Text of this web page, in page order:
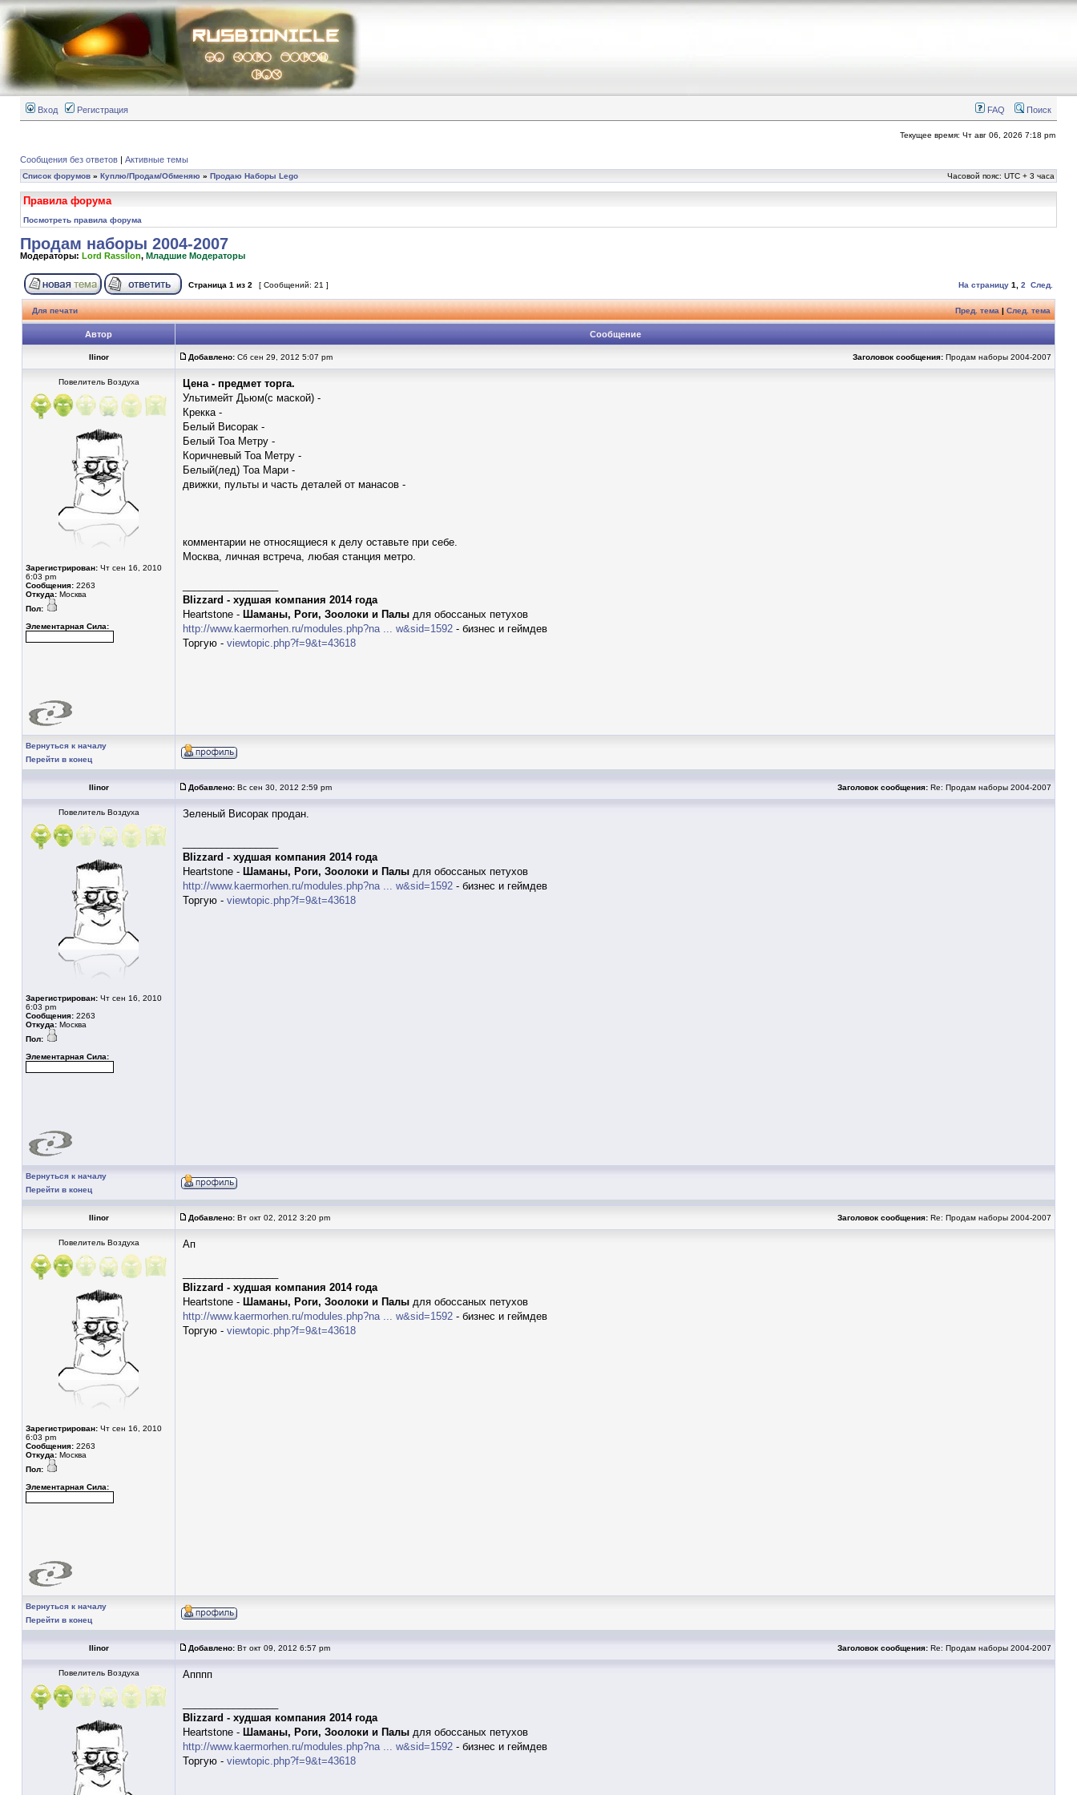
Вход Регистрация FAQ Поиск
Текущее время: Чт авг 06, 2026 7:18 pm
Сообщения без ответов | Активные темы
Список форумов » Куплю/Продам/Обменяю » Продаю Наборы Lego Часовой пояс: UTC + 3 часа
Правила форума
Посмотреть правила форума
Продам наборы 2004-2007
Модераторы: Lord Rassilon, Младшие Модераторы
Страница 1 из 2 [ Сообщений: 21 ] На страницу 1 2 След.
Для печати Пред. тема|След. тема
Автор Сообщение
Ilinor Добавлено: Сб сен 29, 2012 5:07 pm Заголовок сообщения: Продам наборы 2004-2007
Повелитель Воздуха
Зарегистрирован: Чт сен 16, 2010
6:03 pm
Сообщения: 2263
Откуда: Москва
Пол:
Элементарная Сила:
Цена - предмет торга.
Ультимейт Дьюм(с маской) -
Крекка -
Белый Висорак -
Белый Тоа Метру -
Коричневый Тоа Метру -
Белый(лед) Тоа Мари -
движки, пульты и часть деталей от манасов -
комментарии не относящиеся к делу оставьте при себе.
Москва, личная встреча, любая станция метро.
Blizzard - худшая компания 2014 года
Heartstone - Шаманы, Роги, Зоолоки и Палы для обоссаных петухов
http://www.kaermorhen.ru/modules.php?na ... w&sid=1592 - бизнес и геймдев
Торгую - viewtopic.php?f=9&t=43618
Вернуться к началу
Перейти в конец
Ilinor Добавлено: Вс сен 30, 2012 2:59 pm Заголовок сообщения: Re: Продам наборы 2004-2007
Повелитель Воздуха
Зарегистрирован: Чт сен 16, 2010
6:03 pm
Сообщения: 2263
Откуда: Москва
Пол:
Элементарная Сила:
Зеленый Висорак продан.
Blizzard - худшая компания 2014 года
Heartstone - Шаманы, Роги, Зоолоки и Палы для обоссаных петухов
http://www.kaermorhen.ru/modules.php?na ... w&sid=1592 - бизнес и геймдев
Торгую - viewtopic.php?f=9&t=43618
Вернуться к началу
Перейти в конец
Ilinor Добавлено: Вт окт 02, 2012 3:20 pm Заголовок сообщения: Re: Продам наборы 2004-2007
Повелитель Воздуха
Зарегистрирован: Чт сен 16, 2010
6:03 pm
Сообщения: 2263
Откуда: Москва
Пол:
Элементарная Сила:
Ап
Blizzard - худшая компания 2014 года
Heartstone - Шаманы, Роги, Зоолоки и Палы для обоссаных петухов
http://www.kaermorhen.ru/modules.php?na ... w&sid=1592 - бизнес и геймдев
Торгую - viewtopic.php?f=9&t=43618
Вернуться к началу
Перейти в конец
Ilinor Добавлено: Вт окт 09, 2012 6:57 pm Заголовок сообщения: Re: Продам наборы 2004-2007
Повелитель Воздуха Апппп
Blizzard - худшая компания 2014 года
Heartstone - Шаманы, Роги, Зоолоки и Палы для обоссаных петухов
http://www.kaermorhen.ru/modules.php?na ... w&sid=1592 - бизнес и геймдев
Торгую - viewtopic.php?f=9&t=43618